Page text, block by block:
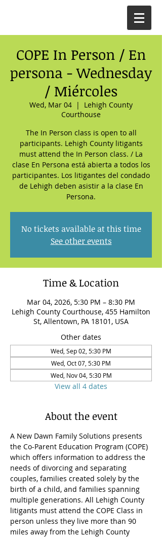
COPE In Person / En
persona - Wednesday
/ Miércoles
Wed, Mar 04
  |
Lehigh County
Courthouse
The In Person class is open to all
participants. Lehigh County litigants
must attend the In Person class. / La
clase En Persona está abierta a todos los
participantes. Los litigantes del condado
de Lehigh deben asistir a la clase En
Persona.
No tickets available at this time
See other events
Time & Location
Mar 04, 2026, 5:30 PM – 8:30 PM
Lehigh County Courthouse, 455 Hamilton
St, Allentown, PA 18101, USA
Other dates
Wed, Sep 02, 5:30 PM
Wed, Oct 07, 5:30 PM
Wed, Nov 04, 5:30 PM
View all 4 dates
About the event
A New Dawn Family Solutions presents
the Co-Parent Education Program (COPE)
which offers information to address the
needs of divorcing and separating
couples, families created solely by the
birth of a child, and families spanning
multiple generations. All Lehigh County
litigants must attend the COPE Class in
person unless they live more than 90
miles away from the Lehigh County